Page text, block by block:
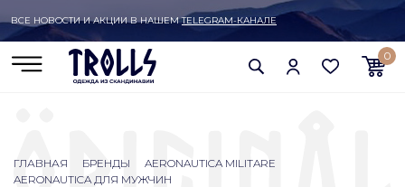
ВСЕ НОВОСТИ И АКЦИИ В НАШЕМTELEGRAM-КАНАЛЕ
0
ГЛАВНАЯ БРЕНДЫ
AERONAUTICA MILITARE
AERONAUTICA ДЛЯ МУЖЧИН